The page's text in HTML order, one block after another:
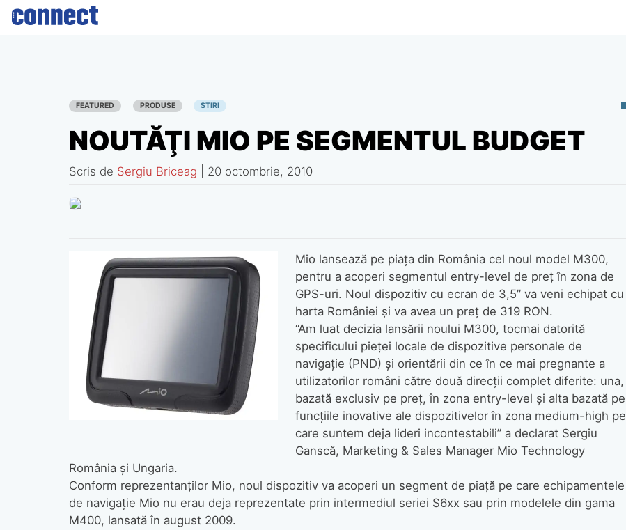
Skip
FEATURED PRODUSE STIRI
NOUTĂŢI MIO PE SEGMENTUL BUDGET
Scris de Sergiu Briceag 20 octombrie, 2010
Mio lansează pe piaţa din România cel noul model M300,
pentru a acoperi segmentul entry-level de preţ în zona de
GPS-uri. Noul dispozitiv cu ecran de 3,5” va veni echipat cu
harta României şi va avea un preţ de 319 RON.
“Am luat decizia lansării noului M300, tocmai datorită
specificului pieţei locale de dispozitive personale de
navigaţie (PND) şi orientării din ce în ce mai pregnante a
utilizatorilor români către două direcţii complet diferite: una,
bazată exclusiv pe preţ, în zona entry-level şi alta bazată pe
funcţiile inovative ale dispozitivelor în zona medium-high pe
care suntem deja lideri incontestabili” a declarat Sergiu
Ganscă, Marketing & Sales Manager Mio Technology
România şi Ungaria.
Conform reprezentanţilor Mio, noul dispozitiv va acoperi un segment de piaţă pe care echipamentele
de navigaţie Mio nu erau deja reprezentate prin intermediul seriei S6xx sau prin modelele din gama
M400, lansată în august 2009.